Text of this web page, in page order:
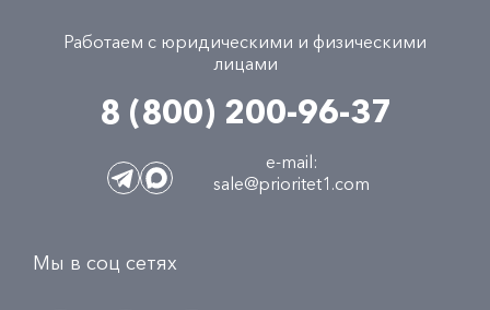
Работаем с юридическими и физическими
лицами
8 (800) 200-96-37
e-mail:
sale@prioritet1.com
Мы в соц сетях